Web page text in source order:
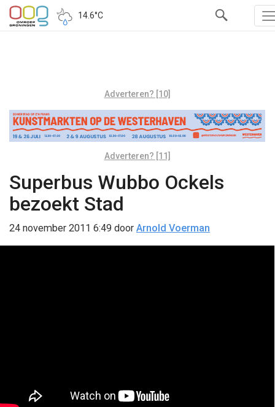
14.6°C
Adverteren? [10]
Adverteren? [11]
Superbus Wubbo Ockels
bezoekt Stad
24 november 2011 6:49 door Arnold Voerman